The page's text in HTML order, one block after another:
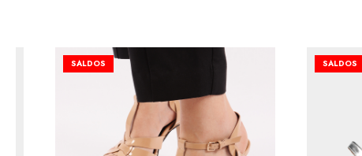
SALDOS SALDOS